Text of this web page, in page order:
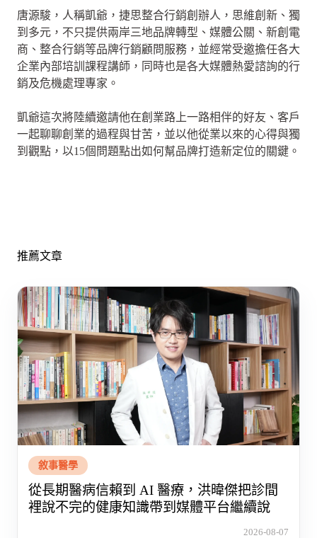
唐源駿，人稱凱爺，捷思整合行銷創辦人，思維創新、獨
到多元，不只提供兩岸三地品牌轉型、媒體公關、新創電
商、整合行銷等品牌行銷顧問服務，並經常受邀擔任各大
企業內部培訓課程講師，同時也是各大媒體熱愛諮詢的行
銷及危機處理專家。
凱爺這次將陸續邀請他在創業路上一路相伴的好友、客戶
一起聊聊創業的過程與甘苦，並以他從業以來的心得與獨
到觀點，以15個問題點出如何幫品牌打造新定位的關鍵。
推薦文章
敘事醫學
從長期醫病信賴到 AI 醫療，洪暐傑把診間
裡說不完的健康知識帶到媒體平台繼續說
2026-08-07